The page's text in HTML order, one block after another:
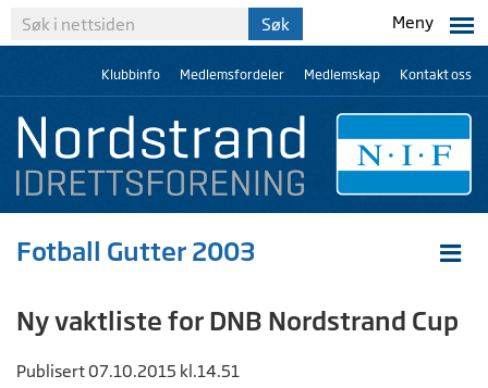
Meny
Klubbinfo Medlemsfordeler Medlemskap Kontakt oss
Fotball Gutter 2003
Ny vaktliste for DNB Nordstrand Cup
Publisert 07.10.2015 kl.14.51